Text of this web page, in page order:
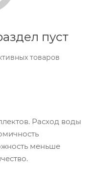
пуст
товаров
Расход воды
меньше